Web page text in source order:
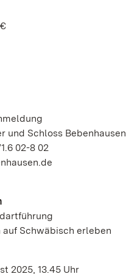
und Schloss Bebenhausen
02-8 02
Schwäbisch erleben
2025, 13.45 Uhr